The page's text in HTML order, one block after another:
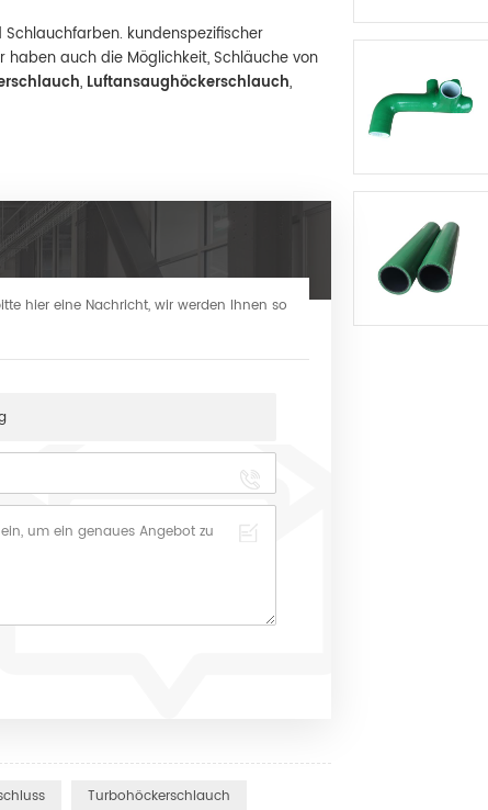
kundenspezifischer
auch die Möglichkeit, Schläuche von
, Luftansaughöckerschlauch,
hier eine Nachricht, wir werden Ihnen so
Turbohöckerschlauch